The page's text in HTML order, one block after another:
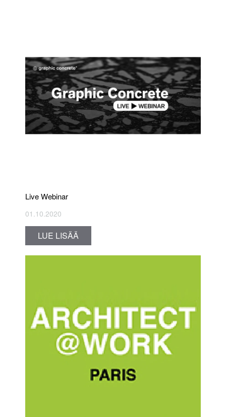
Live Webinar
01.10.2020
LUE LISÄÄ